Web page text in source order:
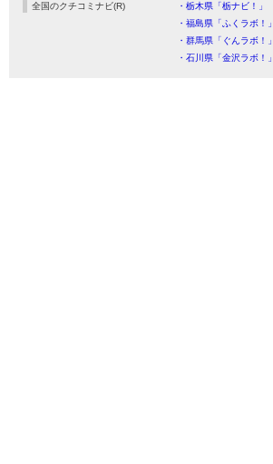
全国のクチコミナビ(R) ・栃木県「栃ナビ！」
・福島県「ふくラボ！」
・群馬県「ぐんラボ！」
・石川県「金沢ラボ！」